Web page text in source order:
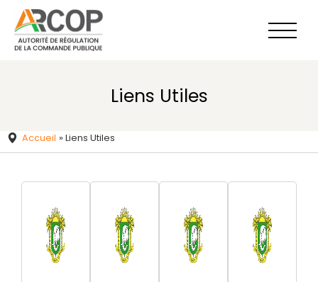
contenu
Liens Utiles
Accueil » Liens Utiles